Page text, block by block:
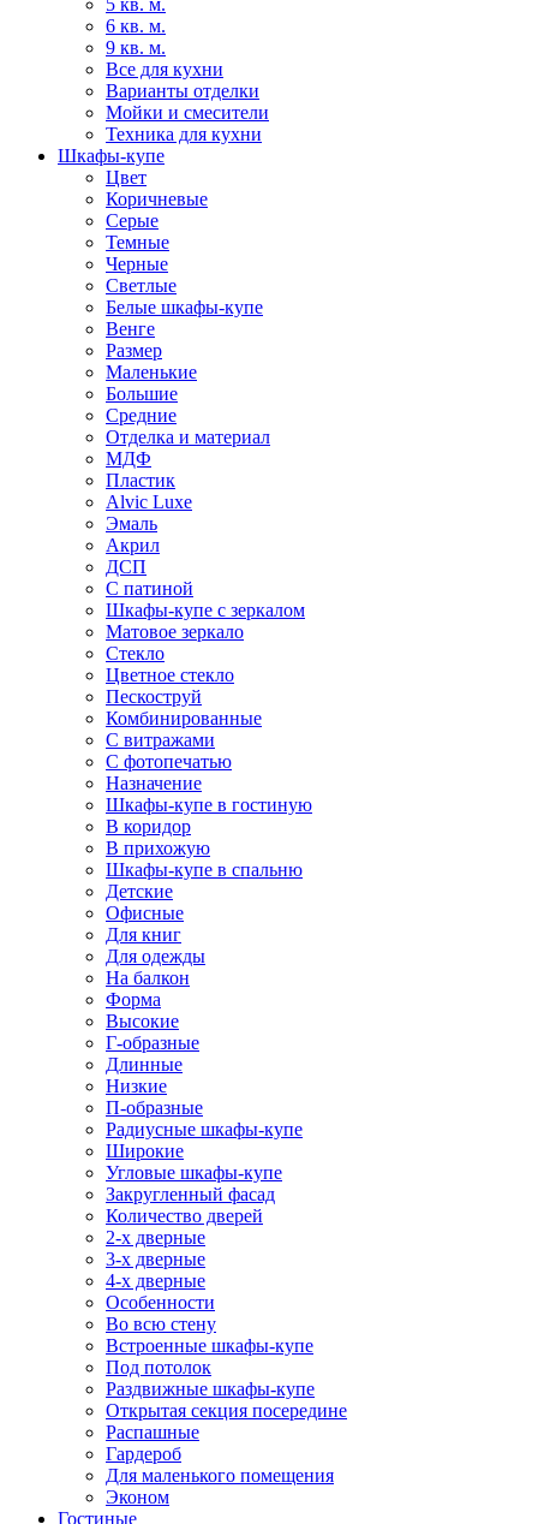
5 кв. м.
6 кв. м.
9 кв. м.
Все для кухни
Варианты отделки
Мойки и смесители
Техника для кухни
Шкафы-купе
Цвет
Коричневые
Серые
Темные
Черные
Светлые
Белые шкафы-купе
Венге
Размер
Маленькие
Большие
Средние
Отделка и материал
МДФ
Пластик
Alvic Luxe
Эмаль
Акрил
ДСП
С патиной
Шкафы-купе с зеркалом
Матовое зеркало
Стекло
Цветное стекло
Пескоструй
Комбинированные
С витражами
С фотопечатью
Назначение
Шкафы-купе в гостиную
В коридор
В прихожую
Шкафы-купе в спальню
Детские
Офисные
Для книг
Для одежды
На балкон
Форма
Высокие
Г-образные
Длинные
Низкие
П-образные
Радиусные шкафы-купе
Широкие
Угловые шкафы-купе
Закругленный фасад
Количество дверей
2-х дверные
3-х дверные
4-х дверные
Особенности
Во всю стену
Встроенные шкафы-купе
Под потолок
Раздвижные шкафы-купе
Открытая секция посередине
Распашные
Гардероб
Для маленького помещения
Эконом
Гостиные